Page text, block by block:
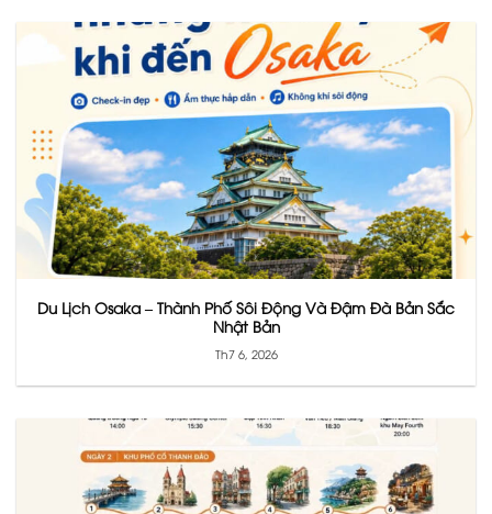
Du Lịch Osaka – Thành Phố Sôi Động Và Đậm Đà Bản Sắc
Nhật Bản
Th7 6, 2026